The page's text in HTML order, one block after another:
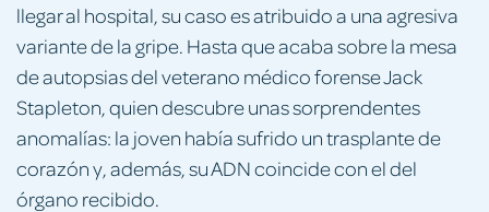
llegar al hospital, su caso es atribuido a una agresiva
variante de la gripe. Hasta que acaba sobre la mesa
de autopsias del veterano médico forense Jack
Stapleton, quien descubre unas sorprendentes
anomalías: la joven había sufrido un trasplante de
corazón y, además, su ADN coincide con el del
órgano recibido.